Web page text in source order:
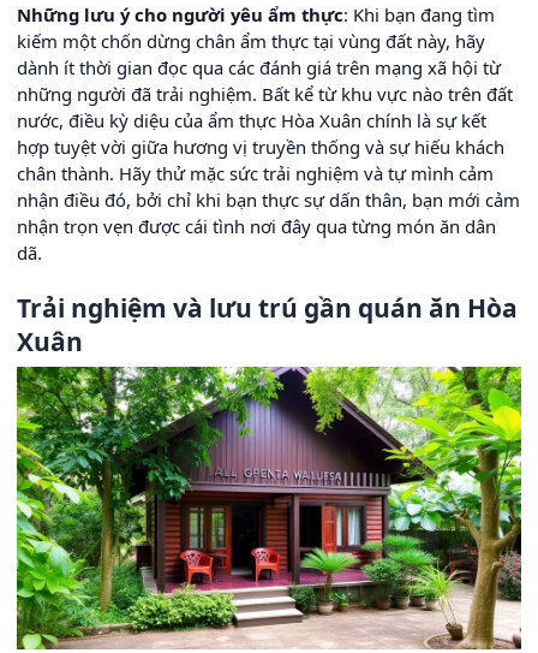
Những lưu ý cho người yêu ẩm thực: Khi bạn đang tìm
kiếm một chốn dừng chân ẩm thực tại vùng đất này, hãy
dành ít thời gian đọc qua các đánh giá trên mạng xã hội từ
những người đã trải nghiệm. Bất kể từ khu vực nào trên đất
nước, điều kỳ diệu của ẩm thực Hòa Xuân chính là sự kết
hợp tuyệt vời giữa hương vị truyền thống và sự hiếu khách
chân thành. Hãy thử mặc sức trải nghiệm và tự mình cảm
nhận điều đó, bởi chỉ khi bạn thực sự dấn thân, bạn mới cảm
nhận trọn vẹn được cái tình nơi đây qua từng món ăn dân
dã.
Trải nghiệm và lưu trú gần quán ăn Hòa
Xuân